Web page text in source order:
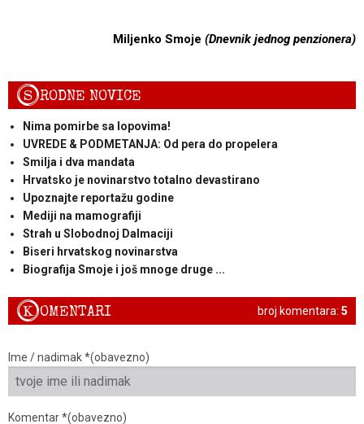
Miljenko Smoje (Dnevnik jednog penzionera)
SRODNE NOVICE
Nima pomirbe sa lopovima!
UVREDE & PODMETANJA: Od pera do propelera
Smilja i dva mandata
Hrvatsko je novinarstvo totalno devastirano
Upoznajte reportažu godine
Mediji na mamografiji
Strah u Slobodnoj Dalmaciji
Biseri hrvatskog novinarstva
Biografija Smoje i još mnoge druge ...
broj komentara: 5
KOMENTARI
Ime / nadimak *(obavezno)
Komentar *(obavezno)